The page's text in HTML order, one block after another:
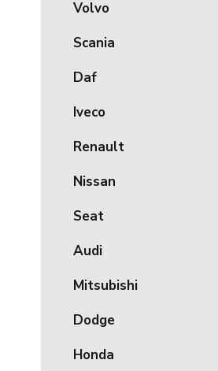
Volvo
Scania
Daf
Iveco
Renault
Nissan
Seat
Audi
Mitsubishi
Dodge
Honda